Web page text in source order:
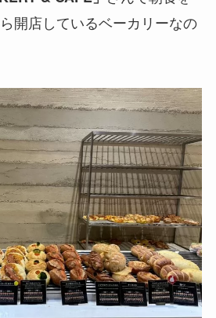
開店しているベーカリーなの